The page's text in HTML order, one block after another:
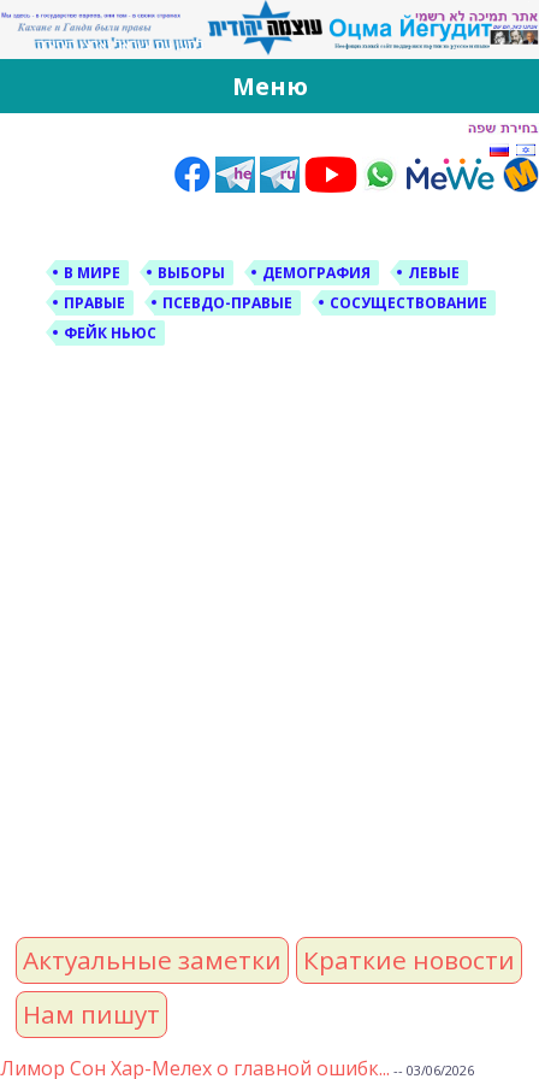
За Оцма Йегудит
עוצמה יהודית ברוסית ובעברית
Меню
В МИРЕ ВЫБОРЫ ДЕМОГРАФИЯ
ЛЕВЫЕ
ПРАВЫЕ
ПСЕВДО-ПРАВЫЕ
СОСУЩЕСТВОВАНИЕ
ФЕЙК НЬЮС
Актуальные заметки
Краткие новости
Нам пишут
Лимор Сон Хар-Мелех о главной ошибк... -- 03/06/2026